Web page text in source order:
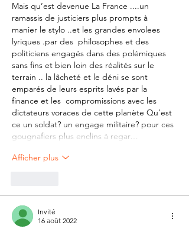
Mais qu’est devenue La France ....un
ramassis de justiciers plus prompts à
manier le stylo ..et les grandes envolees
lyriques .par des  philosophes et des
politiciens engagés dans des polémiques
sans fins et bien loin des réalités sur le
terrain .. la lâcheté et le déni se sont
emparés de leurs esprits lavés par la
finance et les  compromissions avec les
dictateurs voraces de cette planète Qu’est
ce un soldat? un engage militaire? pour ces
gougnafiers plus enclins à regar…
Afficher plus
Invité
16 août 2022